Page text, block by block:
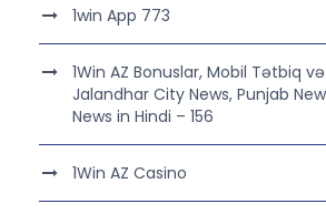
1win App 773
1Win AZ Bonuslar, Mobil Tətbiq
Jalandhar City News, Punjab
News in Hindi – 156
1Win AZ Casino